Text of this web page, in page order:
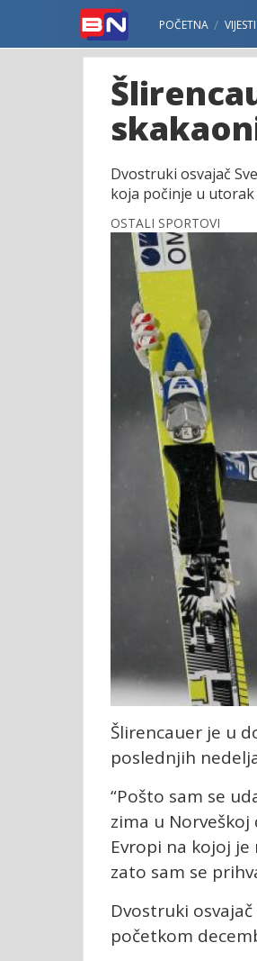
POČETNA VIJESTI
Dvostruki osvajač
koja počinje u
OSTALI SPORTOVI
Šlirencauer je u
poslednjih
“Pošto sam se
zima u
Evropi na kojoj
zato sam se
Dvostruki
početkom